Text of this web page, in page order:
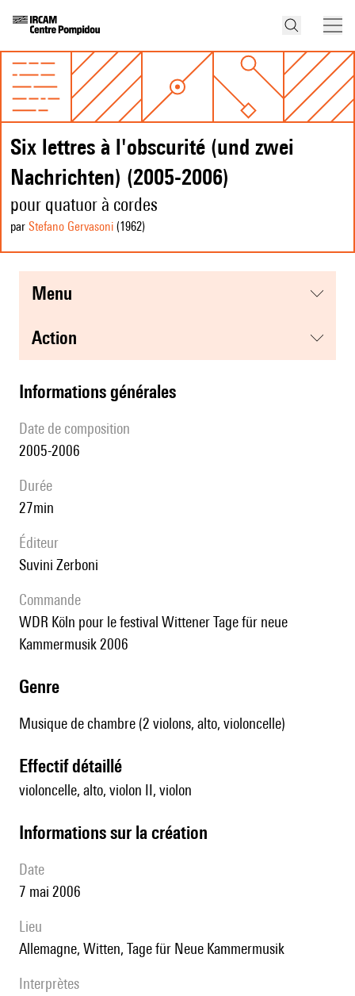
Six lettres à l'obscurité (und zwei
Nachrichten) (2005-2006)
pour quatuor à cordes
par Stefano Gervasoni (1962)
menu
action
informations générales
date de composition
2005-2006
durée
27min
éditeur
Suvini Zerboni
Commande
WDR Köln pour le festival Wittener Tage für neue
Kammermusik 2006
genre
Musique de chambre (2 violons, alto, violoncelle)
effectif détaillé
violoncelle, alto, violon II, violon
informations sur la création
date
7 mai 2006
lieu
Allemagne, Witten, Tage für Neue Kammermusik
interprètes